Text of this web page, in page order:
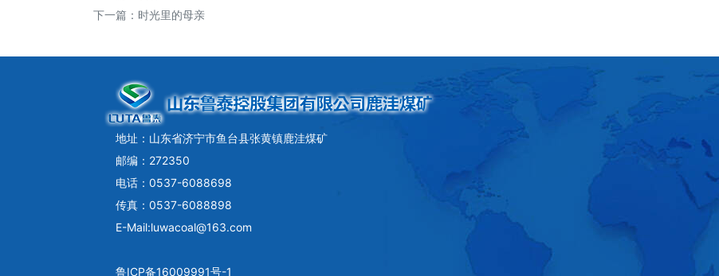
下一篇： 时光里的母亲
地址：山东省济宁市鱼台县张黄镇鹿洼煤矿
邮编：272350
电话：0537-6088698
传真：0537-6088898
E-Mail:luwacoal@163.com
鲁ICP备16009991号-1